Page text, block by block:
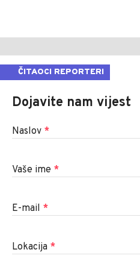
ČITAOCI REPORTERI
Dojavite nam vijest
Naslov *
Vaše ime *
E-mail *
Lokacija *